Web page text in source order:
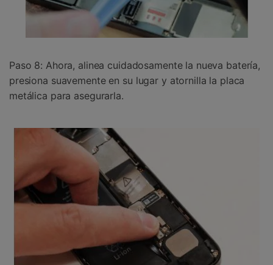
Paso 8: Ahora, alinea cuidadosamente la nueva batería,
presiona suavemente en su lugar y atornilla la placa
metálica para asegurarla.